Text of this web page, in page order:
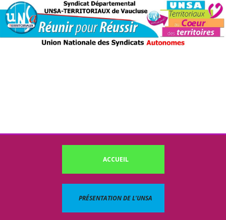
ACCUEIL
PRÉSENTATION DE L'UNSA